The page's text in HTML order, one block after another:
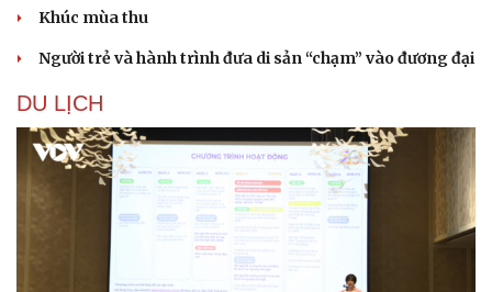
Khúc mùa thu
Người trẻ và hành trình đưa di sản “chạm” vào đương đại
DU LỊCH